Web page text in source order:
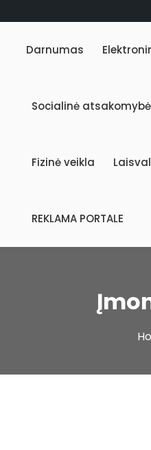
Darnumas
Socialinė atsakomybė
Fizinė veikla
REKLAMA PORTALE